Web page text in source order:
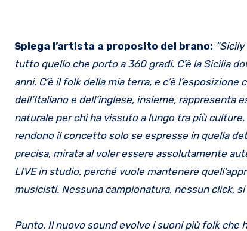
Spiega l’artista a proposito del brano:
tutto quello che porto a 360 gradi. C’è la Sicilia
anni. C’è il folk della mia terra, e c’è
dell’Italiano e dell’inglese, insieme, rappresenta
naturale per chi ha vissuto a lungo tra più
rendono il concetto solo se espresse in quella
precisa, mirata al voler essere assolutamente
LIVE in studio, perché vuole mantenere
musicisti. Nessuna campionatura, nessun click,
Punto. Il nuovo sound evolve i suoni più folk che